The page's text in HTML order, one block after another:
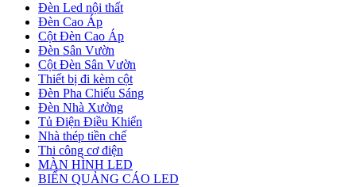
Đèn Led nội thất
Đèn Cao Áp
Cột Đèn Cao Áp
Đèn Sân Vườn
Cột Đèn Sân Vườn
Thiết bị đi kèm cột
Đèn Pha Chiếu Sáng
Đèn Nhà Xưởng
Tủ Điện Điều Khiển
Nhà thép tiền chế
Thi công cơ điện
MÀN HÌNH LED
BIỂN QUẢNG CÁO LED